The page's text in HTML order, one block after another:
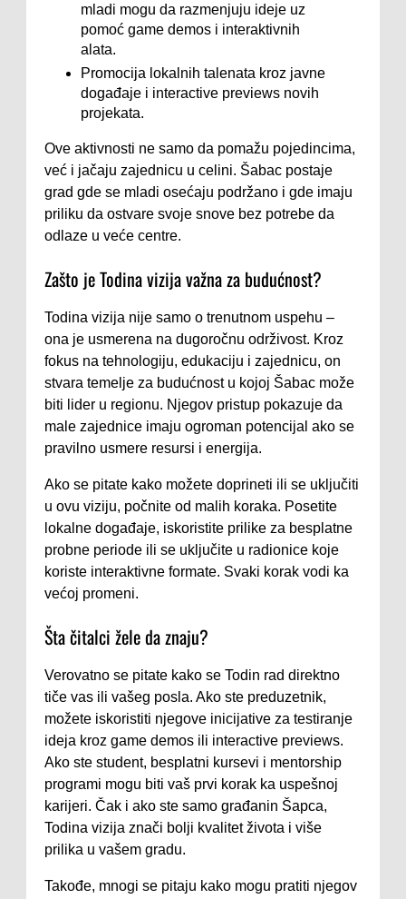
mladi mogu da razmenjuju ideje uz
pomoć game demos i interaktivnih
alata.
Promocija lokalnih talenata kroz javne
događaje i interactive previews novih
projekata.
Ove aktivnosti ne samo da pomažu pojedincima,
već i jačaju zajednicu u celini. Šabac postaje
grad gde se mladi osećaju podržano i gde imaju
priliku da ostvare svoje snove bez potrebe da
odlaze u veće centre.
Zašto je Todina vizija važna za budućnost?
Todina vizija nije samo o trenutnom uspehu –
ona je usmerena na dugoročnu održivost. Kroz
fokus na tehnologiju, edukaciju i zajednicu, on
stvara temelje za budućnost u kojoj Šabac može
biti lider u regionu. Njegov pristup pokazuje da
male zajednice imaju ogroman potencijal ako se
pravilno usmere resursi i energija.
Ako se pitate kako možete doprineti ili se uključiti
u ovu viziju, počnite od malih koraka. Posetite
lokalne događaje, iskoristite prilike za besplatne
probne periode ili se uključite u radionice koje
koriste interaktivne formate. Svaki korak vodi ka
većoj promeni.
Šta čitalci žele da znaju?
Verovatno se pitate kako se Todin rad direktno
tiče vas ili vašeg posla. Ako ste preduzetnik,
možete iskoristiti njegove inicijative za testiranje
ideja kroz game demos ili interactive previews.
Ako ste student, besplatni kursevi i mentorship
programi mogu biti vaš prvi korak ka uspešnoj
karijeri. Čak i ako ste samo građanin Šapca,
Todina vizija znači bolji kvalitet života i više
prilika u vašem gradu.
Takođe, mnogi se pitaju kako mogu pratiti njegov